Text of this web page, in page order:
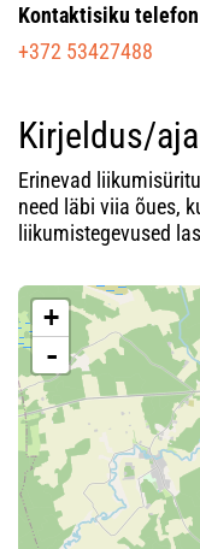
Kontaktisiku telefon
+372 53427488
Kirjeldus/
Erinevad
need läbi viia õues,
liikumistegevused
+
-